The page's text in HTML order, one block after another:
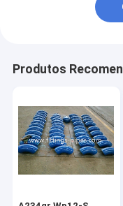
Produtos